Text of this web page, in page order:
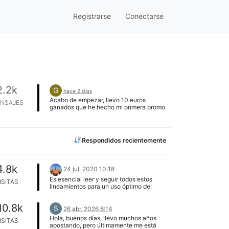
Registrarse Conectarse
G hace 2 días
Acabo de empezar, llevo 10 euros
ganados que he hecho mi primera promo
Respondidos recientemente
24 jul. 2020 10:18
Es esencial leer y seguir todos estos
lineamientos para un uso óptimo del
NINJACLUB (Reglas y Pautas) Última
actualización: 08/01/2025 Está prohibido
compartir enlaces que redirijan a otros
5
26 abr. 2026 8:14
Hola, buenos días, llevo muchos años
apostando, pero últimamente me está